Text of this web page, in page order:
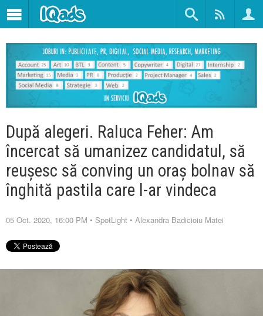
După alegeri. Raluca Feher: Am
încercat să umanizez candidatul, să
reușesc să conving un oraș bolnav să
înghită pastila care l-ar vindeca
05 Oct. 2020, 16:00 PM • SpotLight • Alexandra Badicioiu Matei